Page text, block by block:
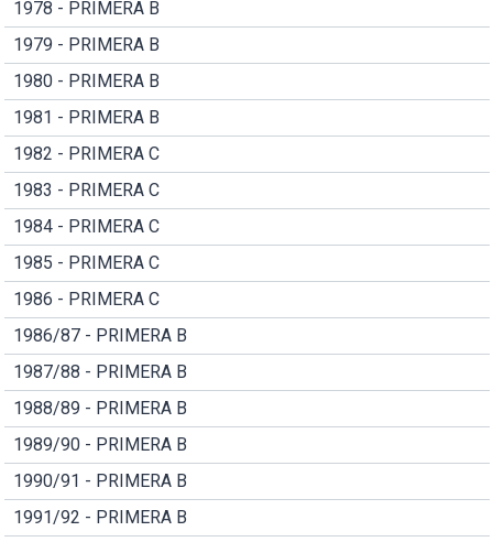
1978 - PRIMERA B
1979 - PRIMERA B
1980 - PRIMERA B
1981 - PRIMERA B
1982 - PRIMERA C
1983 - PRIMERA C
1984 - PRIMERA C
1985 - PRIMERA C
1986 - PRIMERA C
1986/87 - PRIMERA B
1987/88 - PRIMERA B
1988/89 - PRIMERA B
1989/90 - PRIMERA B
1990/91 - PRIMERA B
1991/92 - PRIMERA B